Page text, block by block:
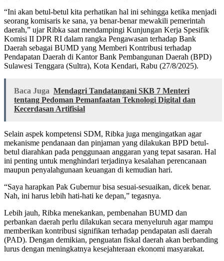
“Ini akan betul-betul kita perhatikan hal ini sehingga ketika menjadi
seorang komisaris ke sana, ya benar-benar mewakili pemerintah
daerah,” ujar Ribka saat mendampingi Kunjungan Kerja Spesifik
Komisi II DPR RI dalam rangka Pengawasan terhadap Bank
Daerah sebagai BUMD yang Memberi Kontribusi terhadap
Pendapatan Daerah di Kantor Bank Pembangunan Daerah (BPD)
Sulawesi Tenggara (Sultra), Kota Kendari, Rabu (27/8/2025).
Baca Juga Mendagri Tandatangani SKB 7 Menteri
tentang Pedoman Pemanfaatan Teknologi Digital dan
Kecerdasan Artifisial
Selain aspek kompetensi SDM, Ribka juga mengingatkan agar
mekanisme pendanaan dan pinjaman yang dilakukan BPD betul-
betul diarahkan pada penggunaan anggaran yang tepat sasaran. Hal
ini penting untuk menghindari terjadinya kesalahan perencanaan
maupun penyalahgunaan keuangan di kemudian hari.
“Saya harapkan Pak Gubernur bisa sesuai-sesuaikan, dicek benar.
Nah, ini harus lebih hati-hati ke depan,” tegasnya.
Lebih jauh, Ribka menekankan, pembenahan BUMD dan
perbankan daerah perlu dilakukan secara menyeluruh agar mampu
memberikan kontribusi signifikan terhadap pendapatan asli daerah
(PAD). Dengan demikian, penguatan fiskal daerah akan berbanding
lurus dengan meningkatnya kesejahteraan ekonomi masyarakat.